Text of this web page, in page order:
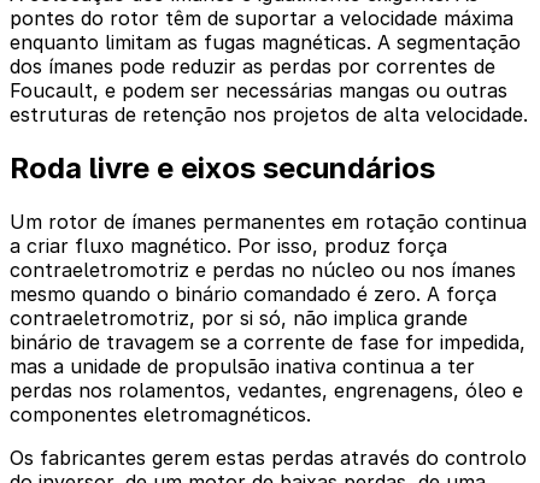
pontes do rotor têm de suportar a velocidade máxima
enquanto limitam as fugas magnéticas. A segmentação
dos ímanes pode reduzir as perdas por correntes de
Foucault, e podem ser necessárias mangas ou outras
estruturas de retenção nos projetos de alta velocidade.
Roda livre e eixos secundários
Um rotor de ímanes permanentes em rotação continua
a criar fluxo magnético. Por isso, produz força
contraeletromotriz e perdas no núcleo ou nos ímanes
mesmo quando o binário comandado é zero. A força
contraeletromotriz, por si só, não implica grande
binário de travagem se a corrente de fase for impedida,
mas a unidade de propulsão inativa continua a ter
perdas nos rolamentos, vedantes, engrenagens, óleo e
componentes eletromagnéticos.
Os fabricantes gerem estas perdas através do controlo